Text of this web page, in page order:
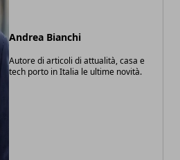
Andrea Bianchi
Autore di articoli di attualità, casa e
tech porto in Italia le ultime novità.